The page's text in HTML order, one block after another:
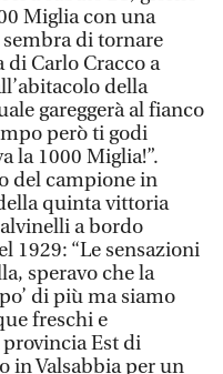
Miglia con una
di tornare
Carlo Cracco a
della
gareggerà al fianco
però ti godi
la 1000 Miglia!”.
del campione in
quinta vittoria
a bordo
1929: “Le sensazioni
speravo che la
di più ma siamo
freschi e
Est di
in Valsabbia per un